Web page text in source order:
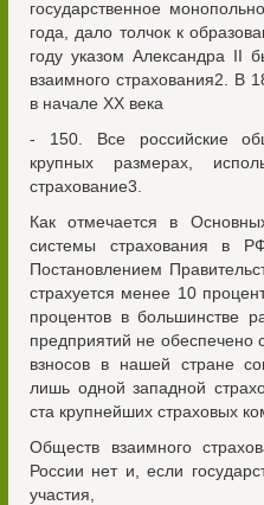
государственное
года, дало толчок к
году указом Александра II
взаимного страхования2. В
в начале XX века
- 150. Все российские
крупных размерах,
страхование3.
Как отмечается в
системы страхования в
Постановлением
страхуется менее 10
процентов в большинстве
предприятий не обеспечено
взносов в нашей стране
лишь одной западной
ста крупнейших страховых
Обществ взаимного
России нет и, если
участия,